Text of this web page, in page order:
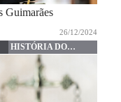
Guimarães
26/12/2024
HISTÓRIA DO
DIREITO